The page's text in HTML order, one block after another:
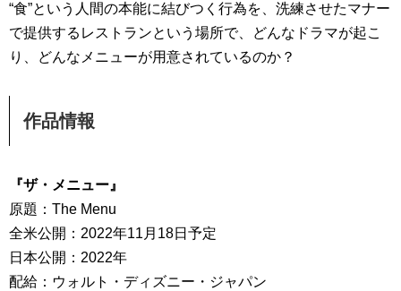
“食”という人間の本能に結びつく行為を、洗練させたマナー
で提供するレストランという場所で、どんなドラマが起こ
り、どんなメニューが用意されているのか？
作品情報
『ザ・メニュー』
原題：The Menu
全米公開：2022年11月18日予定
日本公開：2022年
配給：ウォルト・ディズニー・ジャパン